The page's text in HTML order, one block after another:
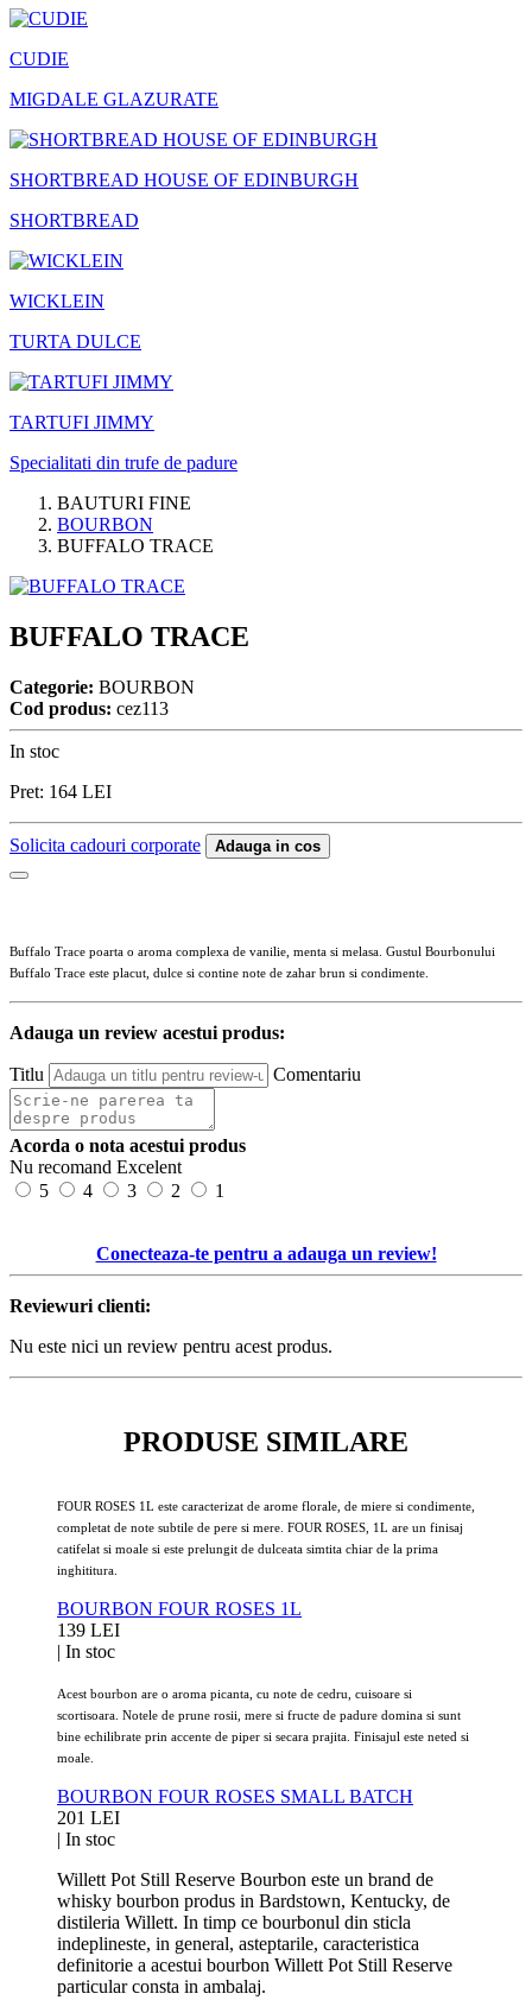
CUDIE
MIGDALE GLAZURATE
SHORTBREAD HOUSE OF EDINBURGH
SHORTBREAD
WICKLEIN
TURTA DULCE
TARTUFI JIMMY
Specialitati din trufe de padure
BAUTURI FINE
BOURBON
BUFFALO TRACE
BUFFALO TRACE
Categorie: BOURBON
Cod produs: cez113
In stoc
Pret: 164 LEI
Solicita cadouri corporate Adauga in cos
Buffalo Trace poarta o aroma complexa de vanilie, menta si melasa. Gustul Bourbonului
Buffalo Trace este placut, dulce si contine note de zahar brun si condimente.
Adauga un review acestui produs:
Titlu Comentariu
Acorda o nota acestui produs
Nu recomand Excelent
5
4 3 2 1
Conecteaza-te pentru a adauga un review!
Reviewuri clienti:
Nu este nici un review pentru acest produs.
PRODUSE SIMILARE
FOUR ROSES 1L este caracterizat de arome florale, de miere si condimente,
completat de note subtile de pere si mere. FOUR ROSES, 1L are un finisaj
catifelat si moale si este prelungit de dulceata simtita chiar de la prima
inghititura.
BOURBON FOUR ROSES 1L
139 LEI
| In stoc
Acest bourbon are o aroma picanta, cu note de cedru, cuisoare si
scortisoara. Notele de prune rosii, mere si fructe de padure domina si sunt
bine echilibrate prin accente de piper si secara prajita. Finisajul este neted si
moale.
BOURBON FOUR ROSES SMALL BATCH
201 LEI
| In stoc
Willett Pot Still Reserve Bourbon este un brand de
whisky bourbon produs in Bardstown, Kentucky, de
distileria Willett. In timp ce bourbonul din sticla
indeplineste, in general, asteptarile, caracteristica
definitorie a acestui bourbon Willett Pot Still Reserve
particular consta in ambalaj.